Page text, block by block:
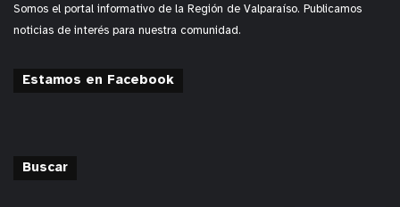
juego”,quien agregó que todas estas medidas, en
de vida y descomprime la tensión dentro de la
Somos el portal informativo de la Región de Valparaíso. Publicamos
noticias de interés para nuestra comunidad.
Estamos en Facebook
Buscar